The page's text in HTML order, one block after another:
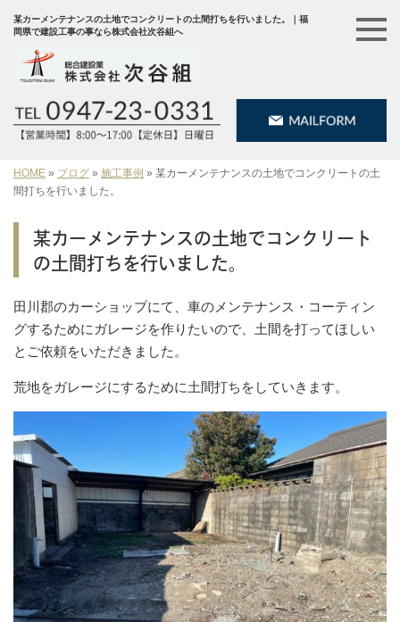
某カーメンテナンスの土地でコンクリートの土間打ちを行いました。｜福
岡県で建設工事の事なら株式会社次谷組へ
HOME » ブログ » 施工事例 » 某カーメンテナンスの土地でコンクリートの土
間打ちを行いました。
某カーメンテナンスの土地でコンクリート
の土間打ちを行いました。
田川郡のカーショップにて、車のメンテナンス・コーティン
グするためにガレージを作りたいので、土間を打ってほしい
とご依頼をいただきました。
荒地をガレージにするために土間打ちをしていきます。